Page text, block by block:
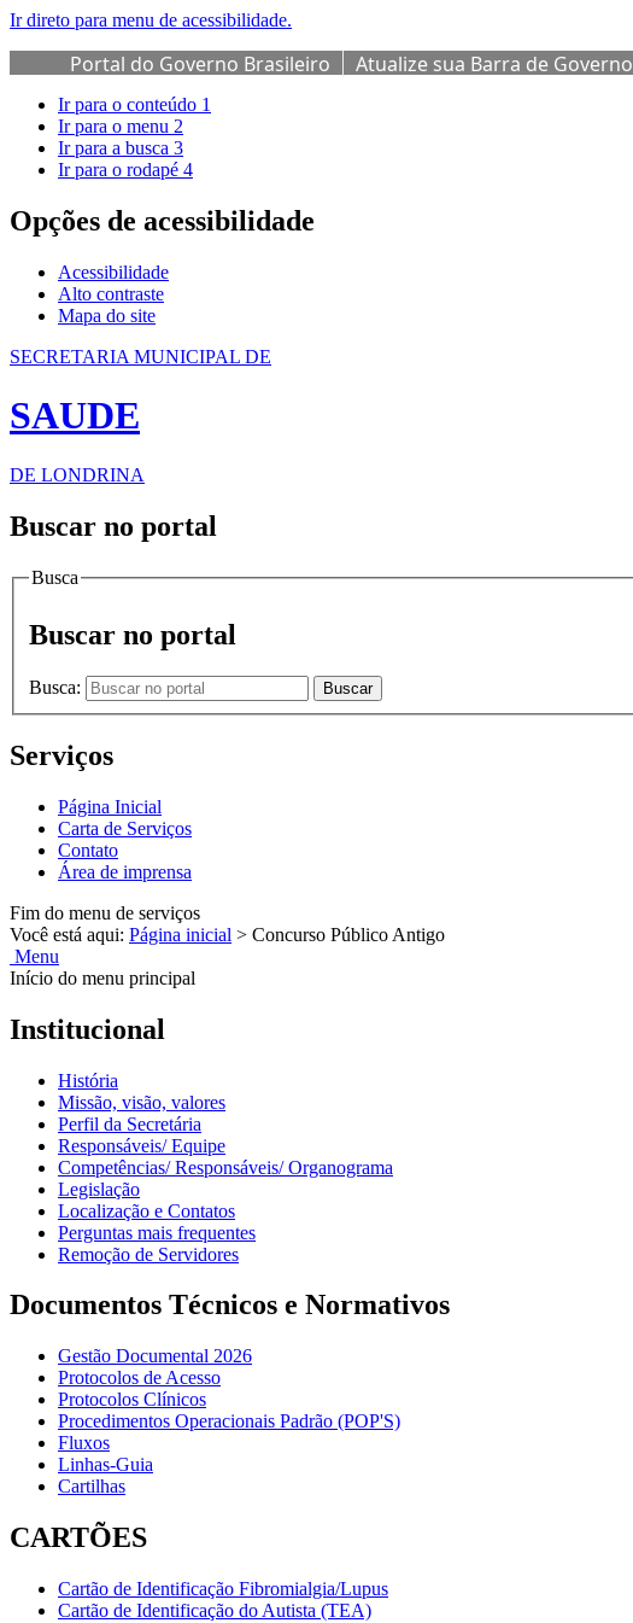
Ir direto para menu de acessibilidade.
Portal do Governo Brasileiro Atualize sua Barra de Governo
Ir para o conteúdo 1
Ir para o menu 2
Ir para a busca 3
Ir para o rodapé 4
Opções de acessibilidade
Acessibilidade
Alto contraste
Mapa do site
SECRETARIA MUNICIPAL DE
SAUDE
DE LONDRINA
Buscar no portal
Busca
Buscar no portal
Busca: Buscar
Serviços
Página Inicial
Carta de Serviços
Contato
Área de imprensa
Fim do menu de serviços
Você está aqui: Página inicial > Concurso Público Antigo
Menu
Início do menu principal
Institucional
História
Missão, visão, valores
Perfil da Secretária
Responsáveis/ Equipe
Competências/ Responsáveis/ Organograma
Legislação
Localização e Contatos
Perguntas mais frequentes
Remoção de Servidores
Documentos Técnicos e Normativos
Gestão Documental 2026
Protocolos de Acesso
Protocolos Clínicos
Procedimentos Operacionais Padrão (POP'S)
Fluxos
Linhas-Guia
Cartilhas
CARTÕES
Cartão de Identificação Fibromialgia/Lupus
Cartão de Identificação do Autista (TEA)